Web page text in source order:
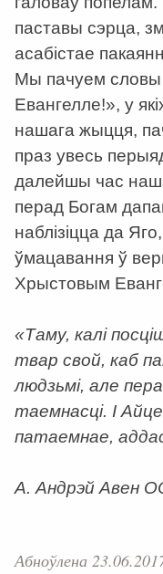
паставы сэрца,
асабістае
Мы пачуем словы
Евангелле!», у
нашага жыцця,
праз увесь
далейшы час
перад Богам
наблізіцца да
ўмацавання ў
Хрыстовым
«Таму, калі
твар свой, каб
людзьмі, але
таемнасці. І
патаемнае,
А. Андрэй Авен
Абноўлена